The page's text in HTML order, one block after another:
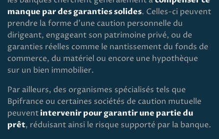
manque par des garanties solides. Celles-ci peuvent
prendre la forme d’une caution personnelle du
dirigeant, engageant son patrimoine privé, ou de
garanties réelles comme le nantissement du fonds de
commerce, du matériel ou encore une hypothèque
sur un bien immobilier.
Par ailleurs, des organismes spécialisés tels que
Bpifrance ou certaines sociétés de caution mutuelle
peuventintervenir pour garantir une partie du
prêt, réduisant ainsi le risque supporté par la banque.